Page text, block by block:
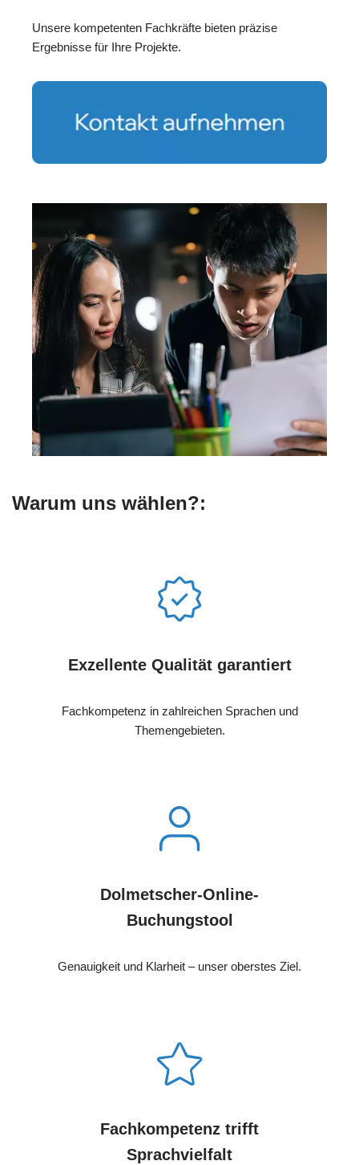
Unsere kompetenten Fachkräfte bieten präzise
Ergebnisse für Ihre Projekte.
Warum uns wählen?:
Exzellente Qualität garantiert
Fachkompetenz in zahlreichen Sprachen und
Themengebieten.
Dolmetscher-Online-
Buchungstool
Genauigkeit und Klarheit – unser oberstes Ziel.
Fachkompetenz trifft
Sprachvielfalt